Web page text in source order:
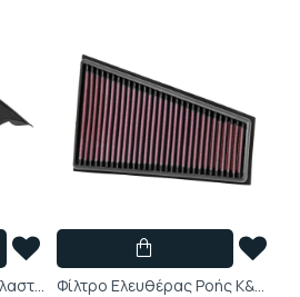
Ταπέτα δαπέδου από ελαστικό υλικό Εμπρός και πίσω, μαύρα Ford Raptor 2022 - 2587151
Φίλτρο Ελευθέρας Ροής K&N (260mm x 175mm) Mercedes-Benz A160 Mercedes-Benz A180